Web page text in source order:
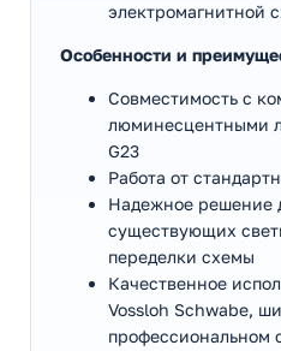
электромагнитной
Особенности и
Совместимость с
люминесцентными
G23
Работа от
Надежное решение
существующих
переделки схемы
Качественное
Vossloh Schwabe,
профессиональном